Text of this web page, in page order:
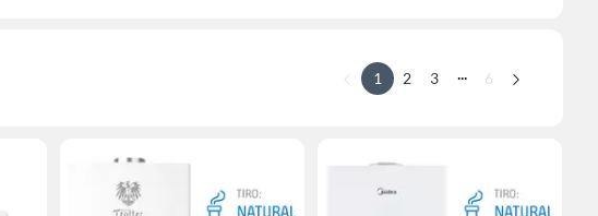
1 2 3 ... 6